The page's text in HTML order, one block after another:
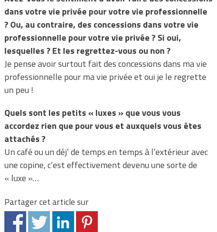
dans votre vie privée pour votre vie professionnelle
? Ou, au contraire, des concessions dans votre vie
professionnelle pour votre vie privée ? Si oui,
lesquelles ? Et les regrettez-vous ou non ?
Je pense avoir surtout fait des concessions dans ma vie
professionnelle pour ma vie privée et oui je le regrette
un peu !
Quels sont les petits « luxes » que vous vous
accordez rien que pour vous et auxquels vous êtes
attachés ?
Un café ou un déj’ de temps en temps à l’extérieur avec
une copine, c’est effectivement devenu une sorte de
« luxe »…
Partager cet article sur